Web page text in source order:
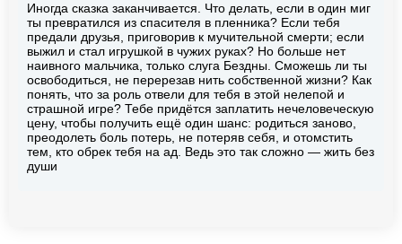
Иногда сказка заканчивается. Что делать, если в один миг
ты превратился из спасителя в пленника? Если тебя
предали друзья, приговорив к мучительной смерти; если
выжил и стал игрушкой в чужих руках? Но больше нет
наивного мальчика, только слуга Бездны. Сможешь ли ты
освободиться, не перерезав нить собственной жизни? Как
понять, что за роль отвели для тебя в этой нелепой и
страшной игре? Тебе придётся заплатить нечеловеческую
цену, чтобы получить ещё один шанс: родиться заново,
преодолеть боль потерь, не потеряв себя, и отомстить
тем, кто обрек тебя на ад. Ведь это так сложно — жить без
души